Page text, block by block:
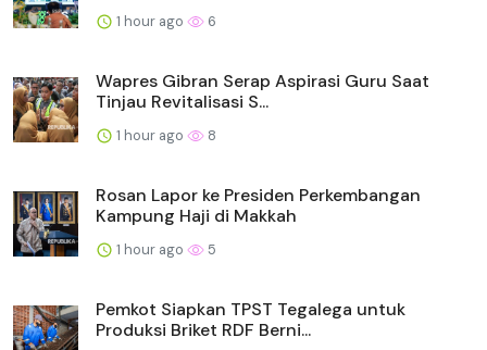
1 hour ago 6
Wapres Gibran Serap Aspirasi Guru Saat
Tinjau Revitalisasi S...
1 hour ago 8
Rosan Lapor ke Presiden Perkembangan
Kampung Haji di Makkah
1 hour ago 5
Pemkot Siapkan TPST Tegalega untuk
Produksi Briket RDF Berni...